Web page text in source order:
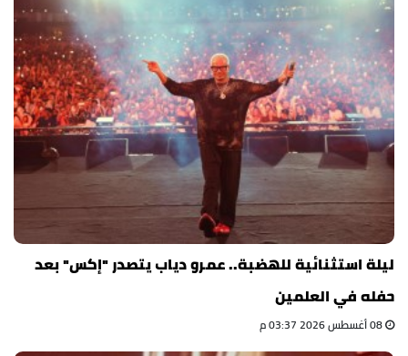
ليلة استثنائية للهضبة.. عمرو دياب يتصدر "إكس" بعد
حفله في العلمين